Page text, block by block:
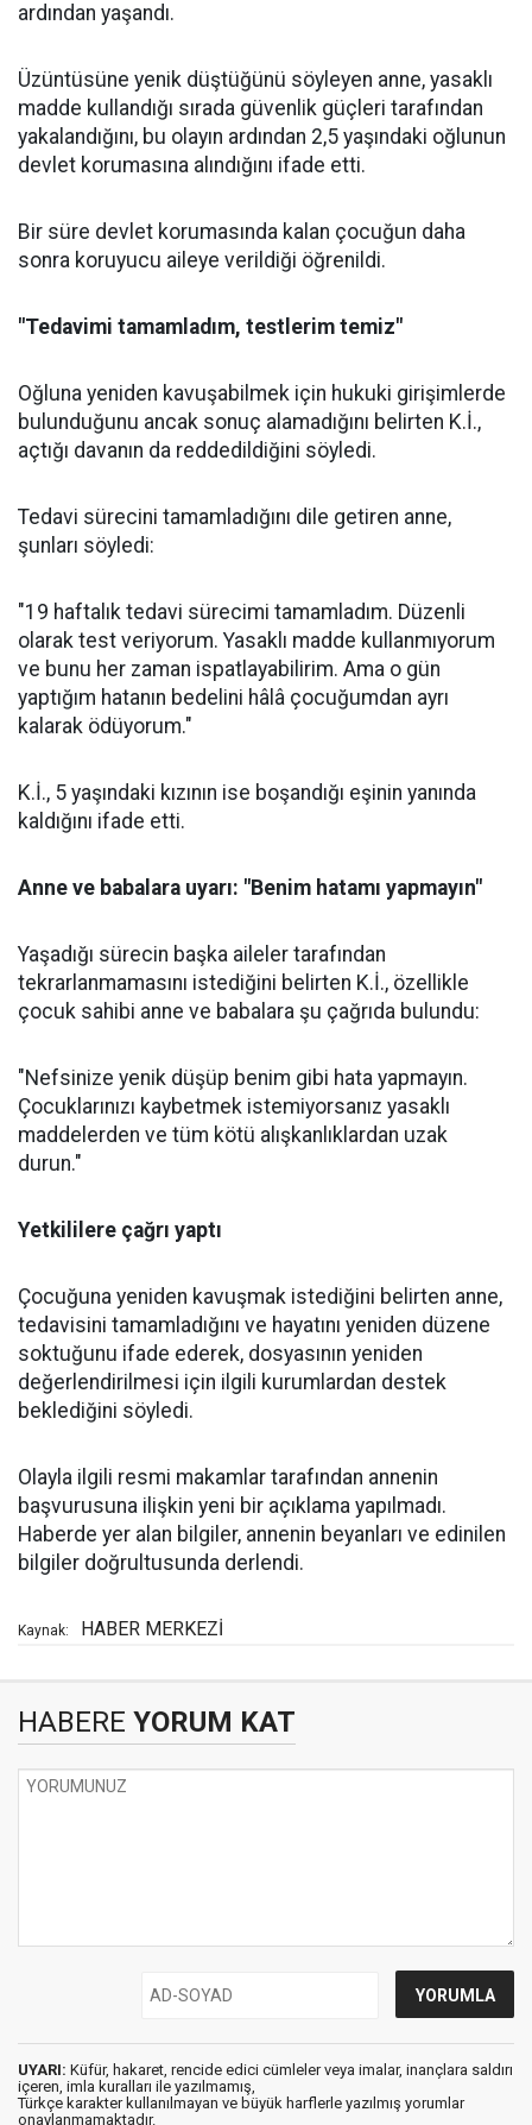
ardından yaşandı.
Üzüntüsüne yenik düştüğünü söyleyen anne, yasaklı
madde kullandığı sırada güvenlik güçleri tarafından
yakalandığını, bu olayın ardından 2,5 yaşındaki oğlunun
devlet korumasına alındığını ifade etti.
Bir süre devlet korumasında kalan çocuğun daha
sonra koruyucu aileye verildiği öğrenildi.
"Tedavimi tamamladım, testlerim temiz"
Oğluna yeniden kavuşabilmek için hukuki girişimlerde
bulunduğunu ancak sonuç alamadığını belirten K.İ.,
açtığı davanın da reddedildiğini söyledi.
Tedavi sürecini tamamladığını dile getiren anne,
şunları söyledi:
"19 haftalık tedavi sürecimi tamamladım. Düzenli
olarak test veriyorum. Yasaklı madde kullanmıyorum
ve bunu her zaman ispatlayabilirim. Ama o gün
yaptığım hatanın bedelini hâlâ çocuğumdan ayrı
kalarak ödüyorum."
K.İ., 5 yaşındaki kızının ise boşandığı eşinin yanında
kaldığını ifade etti.
Anne ve babalara uyarı: "Benim hatamı yapmayın"
Yaşadığı sürecin başka aileler tarafından
tekrarlanmamasını istediğini belirten K.İ., özellikle
çocuk sahibi anne ve babalara şu çağrıda bulundu:
"Nefsinize yenik düşüp benim gibi hata yapmayın.
Çocuklarınızı kaybetmek istemiyorsanız yasaklı
maddelerden ve tüm kötü alışkanlıklardan uzak
durun."
Yetkililere çağrı yaptı
Çocuğuna yeniden kavuşmak istediğini belirten anne,
tedavisini tamamladığını ve hayatını yeniden düzene
soktuğunu ifade ederek, dosyasının yeniden
değerlendirilmesi için ilgili kurumlardan destek
beklediğini söyledi.
Olayla ilgili resmi makamlar tarafından annenin
başvurusuna ilişkin yeni bir açıklama yapılmadı.
Haberde yer alan bilgiler, annenin beyanları ve edinilen
bilgiler doğrultusunda derlendi.
Kaynak: HABER MERKEZİ
HABERE YORUM KAT
UYARI: Küfür, hakaret, rencide edici cümleler veya imalar, inançlara saldırı
içeren, imla kuralları ile yazılmamış,
Türkçe karakter kullanılmayan ve büyük harflerle yazılmış yorumlar
onaylanmamaktadır.